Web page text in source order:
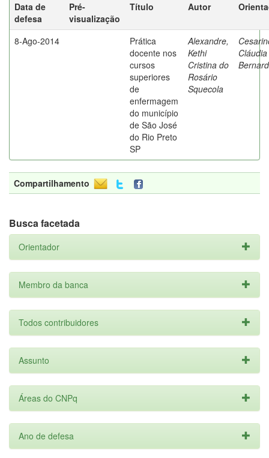
Data de
defesa
Pré-
visualização
Título Autor
8-Ago-2014
Prática
docente nos
cursos
superiores
de
enfermagem
do município
de São José
do Rio Preto
SP
Alexandre,
Kethi
Cristina do
Rosário
Squecola
Cláudia
Compartilhamento
Busca facetada
Orientador
Membro da banca
Todos contribuidores
Assunto
Áreas do CNPq
Ano de defesa